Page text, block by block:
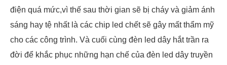
điện quá mức,vì thế sau thời gian sẽ bị cháy và giảm ánh
sáng hay tệ nhất là các chip led chết sẽ gây mất thẩm mỹ
cho các công trình. Và cuối cùng đèn led dây hắt trần ra
đời để khắc phục những hạn chế của đèn led dây truyền